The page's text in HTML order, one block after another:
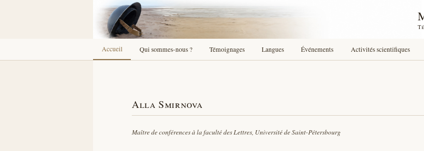
Accueil Qui sommes-nous ? Témoignages Langues Événements Activités scientifiques
Alla Smirnova
Maître de conférences à la faculté des Lettres, Université de Saint-Pétersbourg